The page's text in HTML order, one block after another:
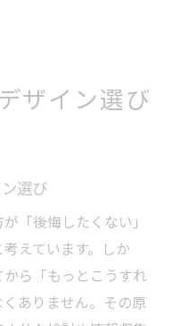
ザイン選び
選び
「後悔したくない」
考えています。しか
ら「もっとこうすれ
ありません。その原